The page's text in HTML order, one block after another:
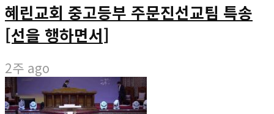
혜린교회 중고등부 주문진선교팀 특송
[선을 행하면서]
2주 ago